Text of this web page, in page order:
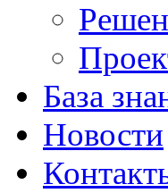
База
Новости